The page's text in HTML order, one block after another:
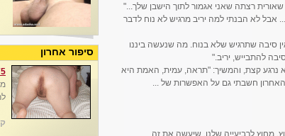
רצתה שאני אגמור לתוך הישבן שלך..."
לא הבנתי למה יריב מרגיש לא נוח לדבר
סיבה שתרגיש שלא בנוח. מה שנעשה ביננו
להתבייש, יריב."
נרגע קצת, והמשיך: "תראה, עמית, האמת היא
חשבתי גם על האפשרות של ...
מחוץ לרביעייה שלנו, שיעשה את זה
סיפור אחרון
2175.